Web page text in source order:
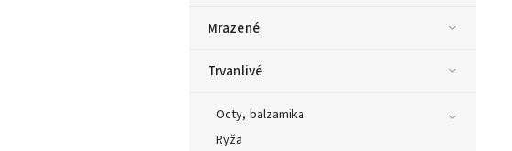
Mrazené
Trvanlivé
Octy, balzamika
Ryža